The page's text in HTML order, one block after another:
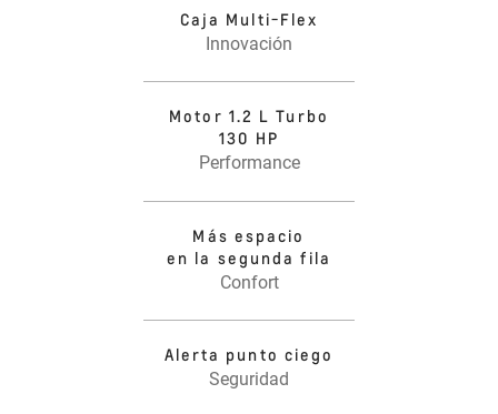
Caja Multi-Flex
Innovación
Motor 1.2 L Turbo
130 HP
Performance
Más espacio
en la segunda fila
Confort
Alerta punto ciego
Seguridad